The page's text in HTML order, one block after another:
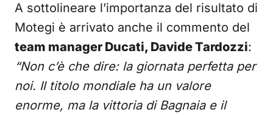
A sottolineare l’importanza del risultato di
Motegi è arrivato anche il commento del
team manager Ducati, Davide Tardozzi:
“Non c’è che dire: la giornata perfetta per
noi. Il titolo mondiale ha un valore
enorme, ma la vittoria di Bagnaia e il